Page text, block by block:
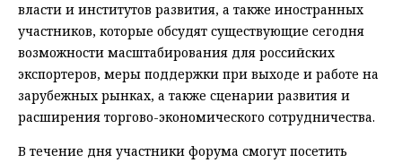
власти и институтов развития, а также иностранных
участников, которые обсудят существующие сегодня
возможности масштабирования для российских
экспортеров, меры поддержки при выходе и работе на
зарубежных рынках, а также сценарии развития и
расширения торгово-экономического сотрудничества.
В течение дня участники форума смогут посетить